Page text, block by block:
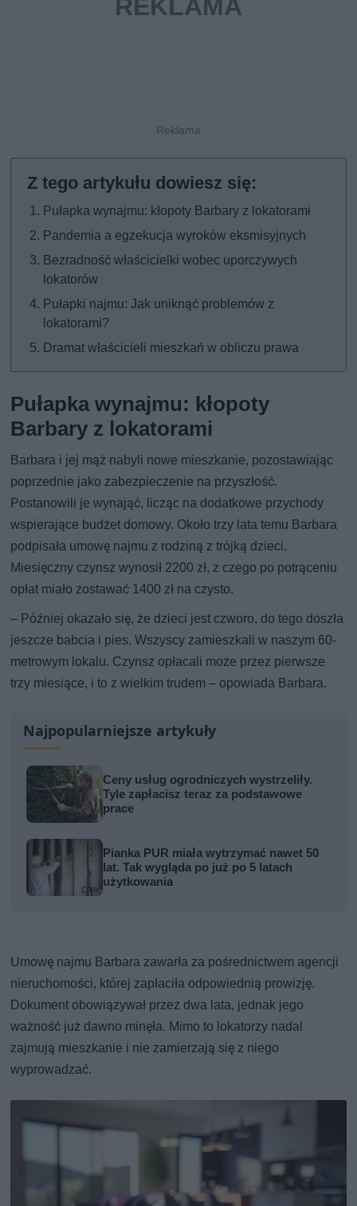
Pułapka wynajmu: kłopoty Barbary z lokatorami
Pandemia a egzekucja wyroków eksmisyjnych
Bezradność właścicielki wobec uporczywych
lokatorów
Pułapki najmu: Jak uniknąć problemów z
lokatorami?
Dramat właścicieli mieszkań w obliczu prawa
Pułapka wynajmu: kłopoty
Barbary z lokatorami
Barbara i jej mąż nabyli nowe mieszkanie, pozostawiając
poprzednie jako zabezpieczenie na przyszłość.
Postanowili je wynająć, licząc na dodatkowe przychody
wspierające budżet domowy. Około trzy lata temu Barbara
podpisała umowę najmu z rodziną z trójką dzieci.
Miesięczny czynsz wynosił 2200 zł, z czego po potrąceniu
opłat miało zostawać 1400 zł na czysto.
– Później okazało się, że dzieci jest czworo, do tego doszła
jeszcze babcia i pies. Wszyscy zamieszkali w naszym 60-
metrowym lokalu. Czynsz opłacali może przez pierwsze
trzy miesiące, i to z wielkim trudem – opowiada Barbara.
Najpopularniejsze artykuły
Ceny usług ogrodniczych wystrzeliły.
Tyle zapłacisz teraz za podstawowe
prace
Pianka PUR miała wytrzymać nawet 50
lat. Tak wygląda po już po 5 latach
użytkowania
Umowę najmu Barbara zawarła za pośrednictwem agencji
nieruchomości, której zapłaciła odpowiednią prowizję.
Dokument obowiązywał przez dwa lata, jednak jego
ważność już dawno minęła. Mimo to lokatorzy nadal
zajmują mieszkanie i nie zamierzają się z niego
wyprowadzać.